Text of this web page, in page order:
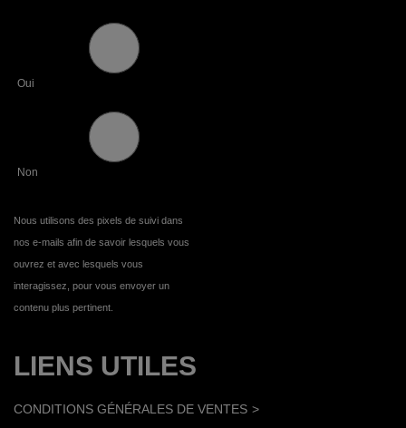
Oui
Non
Nous utilisons des pixels de suivi dans
nos e-mails afin de savoir lesquels vous
ouvrez et avec lesquels vous
interagissez, pour vous envoyer un
contenu plus pertinent.
LIENS UTILES
CONDITIONS GÉNÉRALES DE VENTES